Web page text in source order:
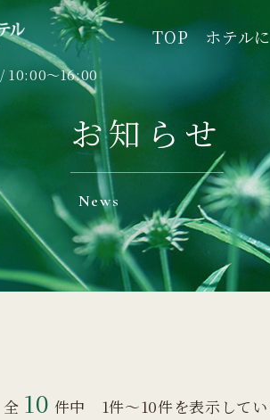
/ 10:00～16:00
TOP ホテル
TOP ホテル
お知らせ
News
全 10 件中 1件～10件を表示してい